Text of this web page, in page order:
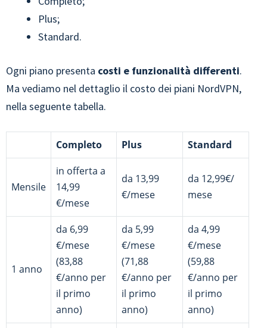
Plus;
Standard.
Ogni piano presenta costi e funzionalità differenti.
Ma vediamo nel dettaglio il costo dei piani NordVPN,
nella seguente tabella.
Completo Plus Standard
Mensile
in offerta a
14,99
€/mese
da 13,99
€/mese
da 12,99€/
mese
1 anno
da 6,99
€/mese
(83,88
€/anno per
il primo
anno)
da 5,99
€/mese
(71,88
€/anno per
il primo
anno)
da 4,99
€/mese
(59,88
€/anno per
il primo
anno)